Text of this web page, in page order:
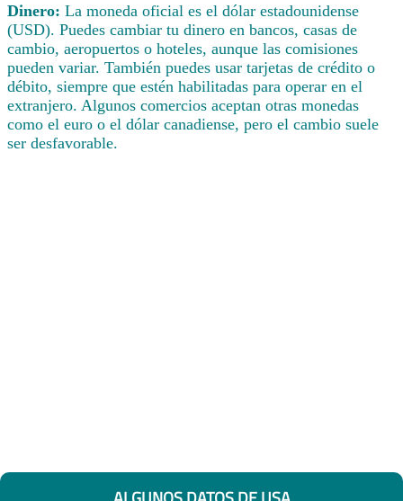
Dinero: La moneda oficial es el dólar estadounidense
(USD). Puedes cambiar tu dinero en bancos, casas de
cambio, aeropuertos o hoteles, aunque las comisiones
pueden variar. También puedes usar tarjetas de crédito o
débito, siempre que estén habilitadas para operar en el
extranjero. Algunos comercios aceptan otras monedas
como el euro o el dólar canadiense, pero el cambio suele
ser desfavorable.